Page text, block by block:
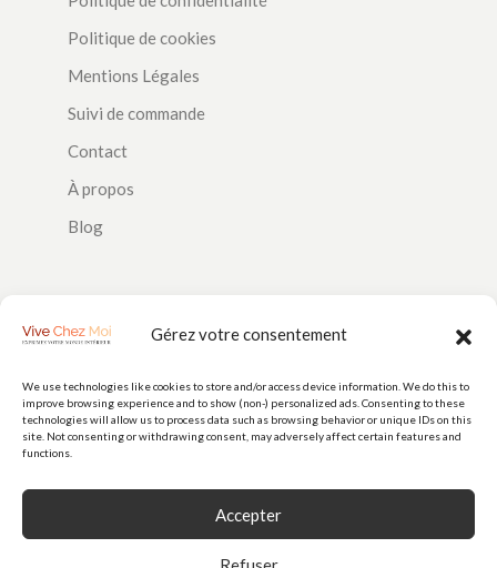
Gérez votre consentement
We use technologies like cookies to store and/or access device information. We do this to
improve browsing experience and to show (non-) personalized ads. Consenting to these
technologies will allow us to process data such as browsing behavior or unique IDs on this
site. Not consenting or withdrawing consent, may adversely affect certain features and
functions.
Accepter
Politique de cookies
Mentions Légales
Suivi de commande
Contact
À propos
Blog
PAIEMENTS